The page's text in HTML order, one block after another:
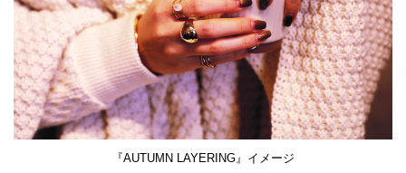
『AUTUMN LAYERING』イメージ